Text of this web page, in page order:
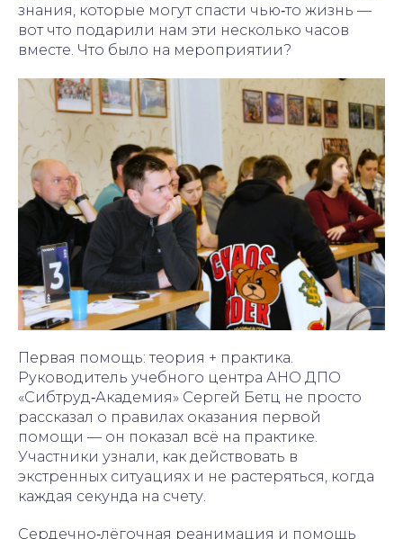
знания, которые могут спасти чью‑то жизнь —
вот что подарили нам эти несколько часов
вместе. Что было на мероприятии?
Первая помощь: теория + практика.
Руководитель учебного центра АНО ДПО
«Сибтруд‑Академия» Сергей Бетц не просто
рассказал о правилах оказания первой
помощи — он показал всё на практике.
Участники узнали, как действовать в
экстренных ситуациях и не растеряться, когда
каждая секунда на счету.
Сердечно‑лёгочная реанимация и помощь